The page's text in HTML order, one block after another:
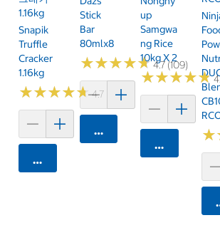
1.16kg
Snapik
Truffle
Cracker
1.16kg
★★★★★
★★★★★4.7 (159)
카트에 담기
Stick
Bar
80mlx8
★★★★★
★★★★★4.7 (109)
카트에 담기
Up
Samgwa
Ng Rice
10kg X 2
★★★★★
★★★★★
카트에 담기
★
★